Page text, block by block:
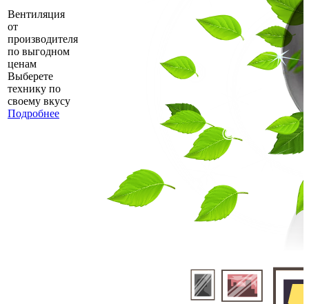
Вентиляция
от
производителя
по выгодном
ценам
Выберете
технику по
своему вкусу
Подробнее